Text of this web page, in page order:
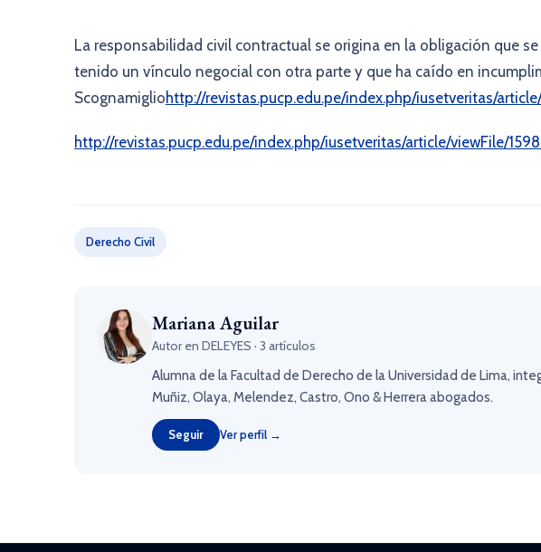
La responsabilidad civil contractual se origina en la obligación que
tenido un vínculo negocial con otra parte y que ha caído en
Scognamigliohttp://revistas.pucp.edu.pe/index.php/iusetveritas/
http://revistas.pucp.edu.pe/index.php/iusetveritas/article/viewFile/
Derecho Civil
Mariana Aguilar
Autor en DELEYES · 3 artículos
Alumna de la Facultad de Derecho de la Universidad de Lima,
Muñiz, Olaya, Melendez, Castro, Ono & Herrera abogados.
Seguir Ver perfil →